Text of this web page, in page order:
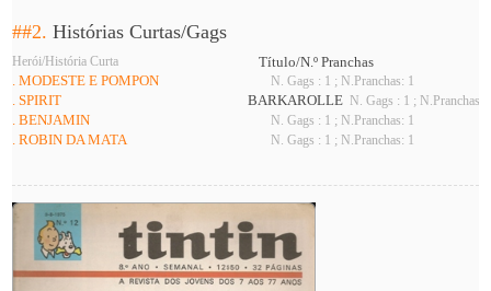
##2.Histórias Curtas/Gags
Herói/História Curta
Título/N.º Pranchas
. MODESTE E POMPON
N. Gags : 1 ; N.Pranchas: 1
. SPIRIT BARKAROLLE N. Gags : 1 ; N.Pranchas:
. BENJAMIN N. Gags : 1 ; N.Pranchas: 1
. ROBIN DA MATA N. Gags : 1 ; N.Pranchas: 1